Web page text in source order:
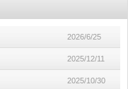
2026/6/25
2025/12/11
2025/10/30